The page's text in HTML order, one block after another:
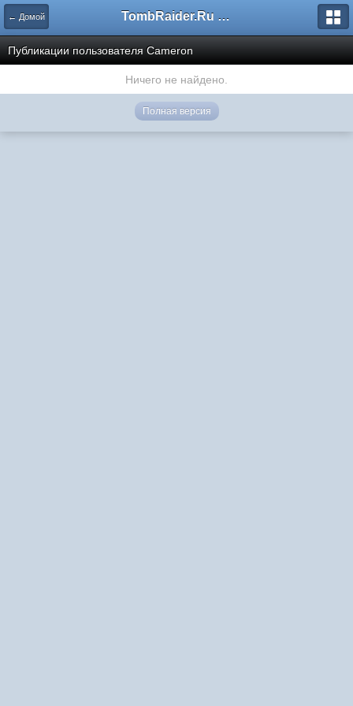
← Домой TombRaider.Ru - Форумы
Публикации пользователя Cameron
Ничего не найдено.
Полная версия